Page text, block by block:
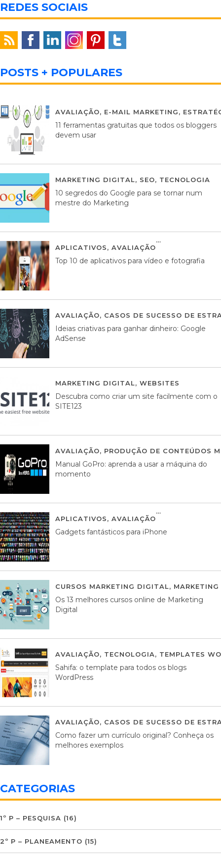
REDES SOCIAIS
POSTS + POPULARES
AVALIAÇÃO, E-MAIL MARKETING,
11 ferramentas gratuitas que todos os bloggers
devem usar
MARKETING DIGITAL, SEO, TECNOLOGIA
10 segredos do Google para se tornar num
mestre do Marketing
APLICATIVOS, AVALIAÇÃO
Top 10 de aplicativos para vídeo e fotografia
AVALIAÇÃO, CASOS DE SUCESSO DE
Ideias criativas para ganhar dinheiro: Google
AdSense
MARKETING DIGITAL, WEBSITES
Descubra como criar um site facilmente com o
SITE123
AVALIAÇÃO, PRODUÇÃO DE CONTEÚDOS
Manual GoPro: aprenda a usar a máquina do
momento
APLICATIVOS, AVALIAÇÃO
Gadgets fantásticos para iPhone
CURSOS MARKETING DIGITAL,
Os 13 melhores cursos online de Marketing
Digital
AVALIAÇÃO, TECNOLOGIA, TEMPLATES
Sahifa: o template para todos os blogs
WordPress
AVALIAÇÃO, CASOS DE SUCESSO DE
Como fazer um currículo original? Conheça os
melhores exemplos
CATEGORIAS
1º P – PESQUISA (16)
2º P – PLANEAMENTO (15)